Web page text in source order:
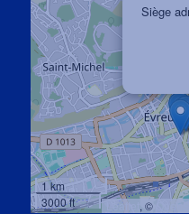
Siège
1 km
3000 ft
Leaflet , ©